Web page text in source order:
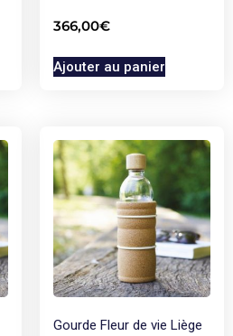
366,00€
Ajouter au panier
Gourde Fleur de vie Liège